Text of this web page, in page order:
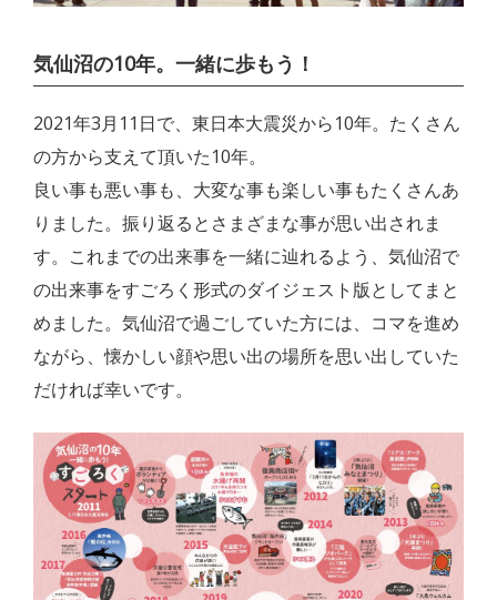
気仙沼の10年。一緒に歩もう！
2021年3月11日で、東日本大震災から10年。たくさん
の方から支えて頂いた10年。
良い事も悪い事も、大変な事も楽しい事もたくさんあ
りました。振り返るとさまざまな事が思い出されま
す。これまでの出来事を一緒に辿れるよう、気仙沼で
の出来事をすごろく形式のダイジェスト版としてまと
めました。気仙沼で過ごしていた方には、コマを進め
ながら、懐かしい顔や思い出の場所を思い出していた
だければ幸いです。